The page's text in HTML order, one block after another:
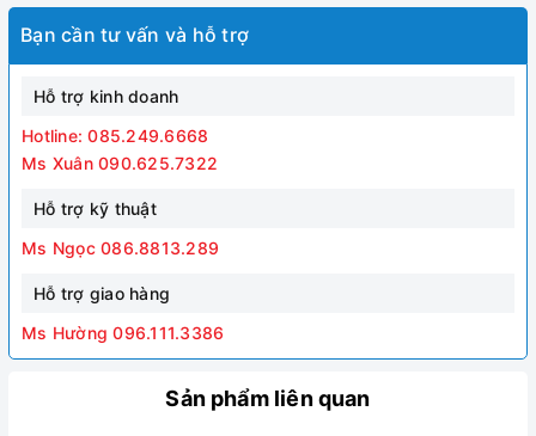
Bạn cần tư vấn và hỗ trợ
Hỗ trợ kinh doanh
Hotline: 085.249.6668
Ms Xuân 090.625.7322
Hỗ trợ kỹ thuật
Ms Ngọc 086.8813.289
Hỗ trợ giao hàng
Ms Hường 096.111.3386
Sản phẩm liên quan